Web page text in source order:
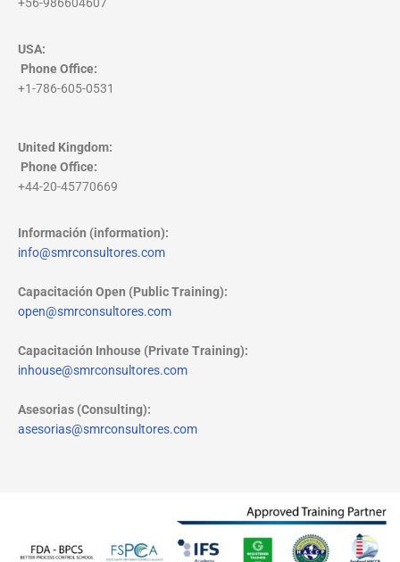
USA:
Phone Office:
+1-786-605-0531
United Kingdom:
Phone Office:
+44-20-45770669
Información (information):
info@smrconsultores.com
Capacitación Open (Public Training):
open@smrconsultores.com
Capacitación Inhouse (Private Training):
inhouse@smrconsultores.com
Asesorias (Consulting):
asesorias@smrconsultores.com